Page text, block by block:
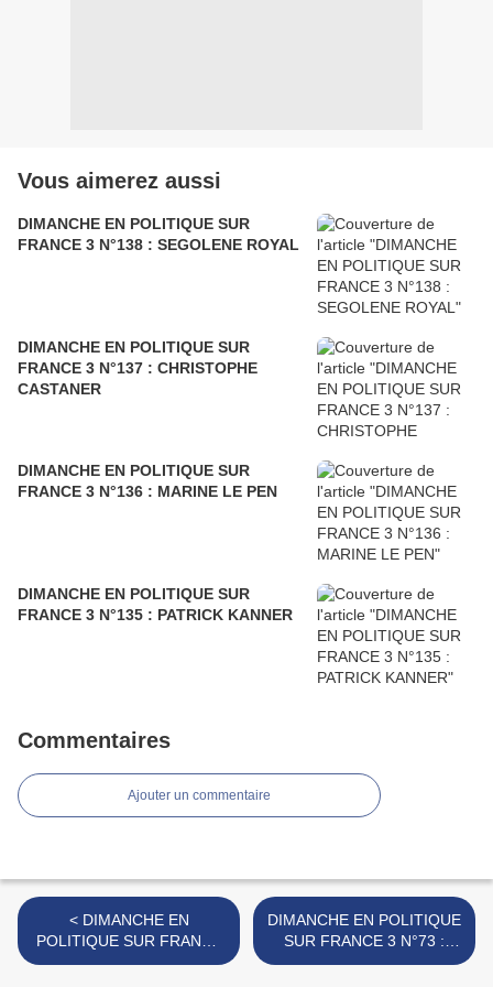
Vous aimerez aussi
DIMANCHE EN POLITIQUE SUR
FRANCE 3 N°138 : SEGOLENE ROYAL
DIMANCHE EN POLITIQUE SUR
FRANCE 3 N°137 : CHRISTOPHE
CASTANER
DIMANCHE EN POLITIQUE SUR
FRANCE 3 N°136 : MARINE LE PEN
DIMANCHE EN POLITIQUE SUR
FRANCE 3 N°135 : PATRICK KANNER
Commentaires
Ajouter un commentaire
< DIMANCHE EN
POLITIQUE SUR FRANCE
3 N°71 : JULIEN
DIMANCHE EN POLITIQUE
SUR FRANCE 3 N°73 :
GILBERT COLLARD >